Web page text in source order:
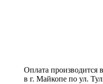
Оплата производится
в г. Майкопе по ул.